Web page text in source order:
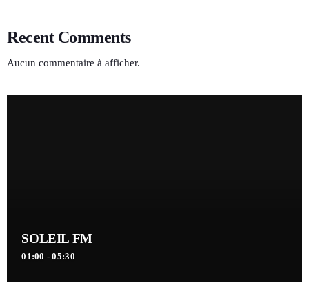
Recent Comments
Aucun commentaire à afficher.
SOLEIL FM
01:00 - 05:30